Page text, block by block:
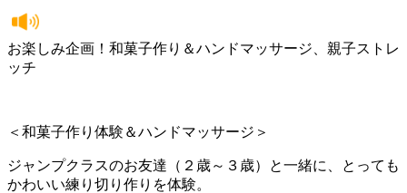
お楽しみ企画！和菓子作り＆ハンドマッサージ、親子ストレ
ッチ
＜和菓子作り体験＆ハンドマッサージ＞
ジャンプクラスのお友達（２歳～３歳）と一緒に、とっても
かわいい練り切り作りを体験。